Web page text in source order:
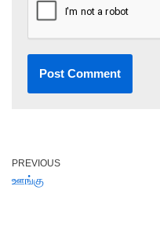
PREVIOUS
ஊங்கு